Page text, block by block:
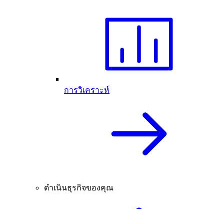
การวิเคราะห์
ดำเนินธุรกิจของคุณ